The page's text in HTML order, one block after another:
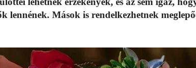
lennének. Mások is rendelkezhetnek